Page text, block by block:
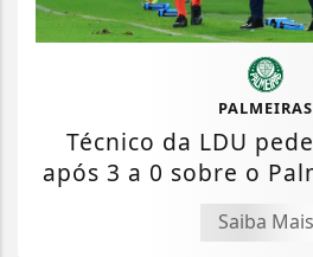
PALMEIRAS
Técnico da LDU
após 3 a 0 sobre o
Saiba Mais